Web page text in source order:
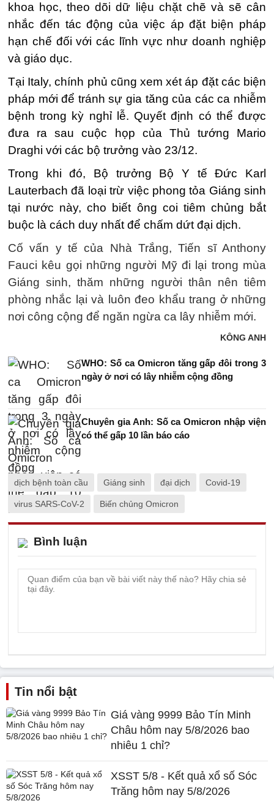
khoa học, theo dõi dữ liệu chặt chẽ và sẽ cân
nhắc đến tác động của việc áp đặt biện pháp
hạn chế đối với các lĩnh vực như doanh nghiệp
và giáo dục.
Tại Italy, chính phủ cũng xem xét áp đặt các biện
pháp mới để tránh sự gia tăng của các ca nhiễm
bệnh trong kỳ nghỉ lễ. Quyết định có thể được
đưa ra sau cuộc họp của Thủ tướng Mario
Draghi với các bộ trưởng vào 23/12.
Trong khi đó, Bộ trưởng Bộ Y tế Đức Karl
Lauterbach đã loại trừ việc phong tỏa Giáng sinh
tại nước này, cho biết ông coi tiêm chủng bắt
buộc là cách duy nhất để chấm dứt đại dịch.
Cố vấn y tế của Nhà Trắng, Tiến sĩ Anthony
Fauci kêu gọi những người Mỹ đi lại trong mùa
Giáng sinh, thăm những người thân nên tiêm
phòng nhắc lại và luôn đeo khẩu trang ở những
nơi công cộng để ngăn ngừa ca lây nhiễm mới.
KÔNG ANH
WHO: Số ca Omicron tăng gấp đôi trong 3
ngày ở nơi có lây nhiễm cộng đồng
Chuyên gia Anh: Số ca Omicron nhập viện
có thể gấp 10 lần báo cáo
dịch bệnh toàn cầu Giáng sinh đại dịch Covid-19
virus SARS-CoV-2 Biến chủng Omicron
Bình luận
Tin nổi bật
Giá vàng 9999 Bảo Tín Minh
Châu hôm nay 5/8/2026 bao
nhiêu 1 chỉ?
XSST 5/8 - Kết quả xổ số Sóc
Trăng hôm nay 5/8/2026